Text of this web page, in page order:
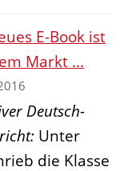
E-Book ist
Markt ...
Deutsch-
Unter
die Klasse